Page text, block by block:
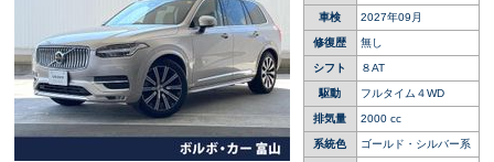
車検 2027年09月
修復歴 無し
シフト ８AT
駆動 フルタイム４WD
排気量 2000 cc
系統色 ゴールド・シルバー系